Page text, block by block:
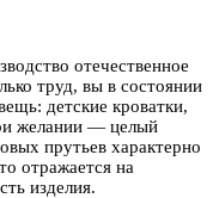
отечественное
труд, вы в состоянии
детские кроватки,
желании — целый
прутьев характерно
отражается на
изделия.